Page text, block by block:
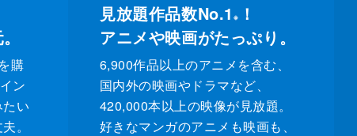
購
ン
い
。
見放題作品数No.1 ※
！
アニメや映画がたっぷり。
6,900作品以上のアニメを含む、
国内外の映画やドラマなど、
420,000本以上の映像が見放題。
好きなマンガのアニメも映画も、